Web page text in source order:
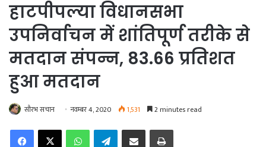
हाटपीपल्‍या विधानसभा
उपनिर्वाचन में शांतिपूर्ण तरीके से
मतदान संपन्न, 83.66 प्रतिशत
हुआ मतदान
सौरभ सचान नवम्बर 4, 2020 1,531 2 minutes read
Telegram